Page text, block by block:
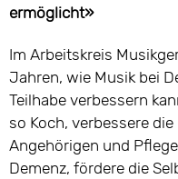
ermöglicht»
Im Arbeitskreis
Jahren, wie Musik bei
Teilhabe verbessern
so Koch, verbessere
Angehörigen und
Demenz, fördere die